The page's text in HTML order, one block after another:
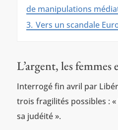
de manipulations
3. Vers un scandale Euro
L’argent, les femmes
Interrogé fin avril par
trois fragilités possibles : «
sa judéité ».